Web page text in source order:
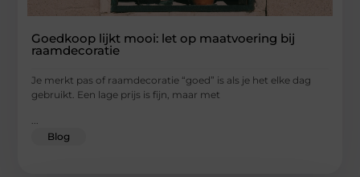
Goedkoop lijkt mooi: let op maatvoering bij
raamdecoratie
Je merkt pas of raamdecoratie “goed” is als je het elke dag
gebruikt. Een lage prijs is fijn, maar met
...
Blog